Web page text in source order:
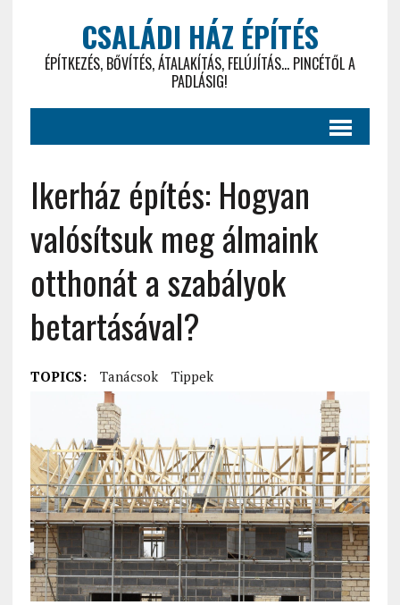
CSALÁDI HÁZ ÉPÍTÉS
ÉPÍTKEZÉS, BŐVÍTÉS, ÁTALAKÍTÁS, FELÚJÍTÁS... PINCÉTŐL A
PADLÁSIG!
Ikerház építés: Hogyan
valósítsuk meg álmaink
otthonát a szabályok
betartásával?
TOPICS: Tanácsok Tippek